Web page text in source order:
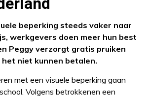
beperking steeds vaker naar
werkgevers doen meer hun best
Peggy verzorgt gratis pruiken
niet kunnen betalen.
met een visuele beperking gaan
Volgens betrokkenen een